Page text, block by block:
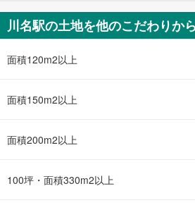
川名駅の土地を他のこだわりか
面積120m2以上
面積150m2以上
面積200m2以上
100坪・面積330m2以上